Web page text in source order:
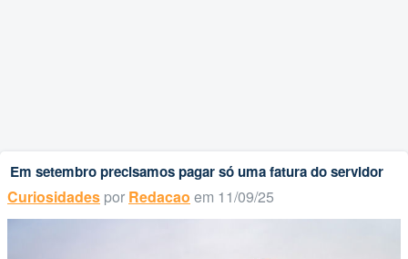
Em setembro precisamos pagar só uma fatura do servidor
Curiosidades por Redacao em 11/09/25